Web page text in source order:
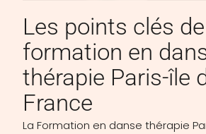
Les points clés
formation en
thérapie Paris-île
France
La Formation en danse thérapie